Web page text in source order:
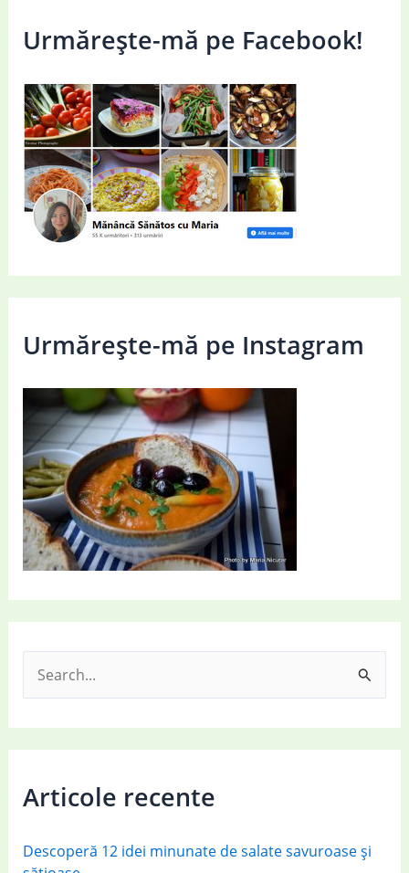
Urmărește-mă pe Facebook!
Urmărește-mă pe Instagram
e
a
r
h
Articole recente
Descoperă 12 idei minunate de salate savuroase și